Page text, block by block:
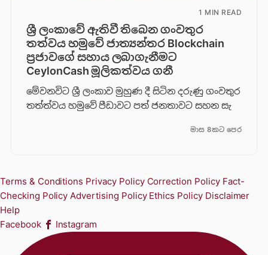
1 MIN READ
ශ්‍රී ලංකාවේ ඇතිවී තිබෙන ගංවතුර
තත්වය හමුවේ ජාත්‍යන්තර Blockchain
ප්‍රජාවගේ සහාය ලබාගැනීමට
CeylonCash මූලිකත්වය ග​නී
මේවනවිට ශ්‍රී ලංකාව මුහුණ දී සිටින දරුණු ගංවතුර
තත්ත්වය හමුවේ පීඩාවට පත් ජනතාවට සහන සැ
මාස 8කට පෙර
Terms & Conditions Privacy Policy Correction Policy Fact-
Checking Policy Advertising Policy Ethics Policy Disclaimer
Help
Facebook
Instagram